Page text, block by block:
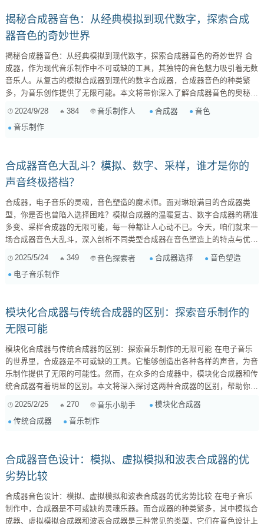
揭秘合成器音色：从经典模拟到现代数字，探索合成
器音色的奇妙世界
揭秘合成器音色：从经典模拟到现代数字，探索合成器音色的奇妙世界 合
成器，作为现代音乐制作中不可或缺的工具，其独特的音色魅力吸引着无数
音乐人。从复古的模拟合成器到现代的数字合成器，合成器音色的种类繁
多，为音乐创作提供了无限可能。本文将带你深入了解合成器音色的奥秘，
音的合成器。它们以其温暖、厚实、充满活力的音色而闻名，是许多经典电
2024/9/28 384 音乐制作人 合成器
音色
音乐制作
合成器音色大乱斗？模拟、数字、采样，谁才是你的
声音终极搭档？
合成器，电子音乐的灵魂，音色塑造的魔术师。面对琳琅满目的合成器类
型，你是否也曾陷入选择困难？模拟合成器的温暖复古、数字合成器的精准
多变、采样合成器的无限可能，每一种都让人心动不已。今天，咱们就来一
场合成器音色大乱斗，深入剖析不同类型合成器在音色塑造上的特点与优
音的合成器。它们通常由振荡器（Oscillator）、滤波器（Filter）、放大器
2025/5/24 349 音色探索者 合成器选择
音色塑造
电子音乐制作
模块化合成器与传统合成器的区别：探索音乐制作的
无限可能
模块化合成器与传统合成器的区别：探索音乐制作的无限可能 在电子音乐
的世界里，合成器是不可或缺的工具。它能够创造出各种各样的声音，为音
乐制作提供了无限的可能性。然而，在众多的合成器中，模块化合成器和传
统合成器有着明显的区别。本文将深入探讨这两种合成器的区别，帮助你更
模块化合成器 是一种由多个独立功能模块组成的合成器。每个模块都有其
特定的功能，如振荡器、滤波器、包络发生器等。用户可以根据自己的需
2025/2/25 270 音乐小助手
模块化合成器
传统合成器
音乐制作
合成器音色设计：模拟、虚拟模拟和波表合成器的优
劣势比较
合成器音色设计：模拟、虚拟模拟和波表合成器的优劣势比较 在电子音乐
制作中，合成器是不可或缺的灵魂乐器。而合成器的种类繁多，其中模拟合
成器、虚拟模拟合成器和波表合成器是三种常见的类型，它们在音色设计上